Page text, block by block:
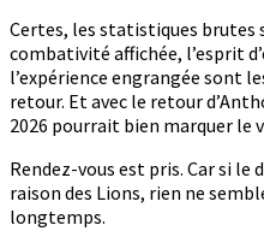
Certes, les statistiques brutes
combativité affichée, l’esprit
l’expérience engrangée sont
retour. Et avec le retour
2026 pourrait bien marquer le
Rendez-vous est pris. Car si le
raison des Lions, rien ne
longtemps.